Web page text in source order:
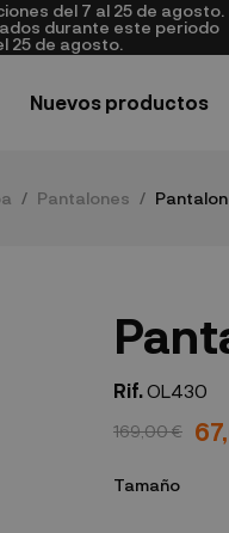
del 7 al 25 de agosto.
durante este periodo
25 de agosto.
Nuevos productos
Pantalones
Rif.OL430
169,00 €
Tamaño